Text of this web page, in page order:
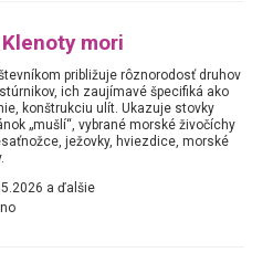
mori
približuje rôznorodosť druhov
ich zaujímavé špecifiká ako
konštrukciu ulít. Ukazuje stovky
„mušlí“, vybrané morské živočíchy
ježovky, hviezdice, morské
a ďalšie